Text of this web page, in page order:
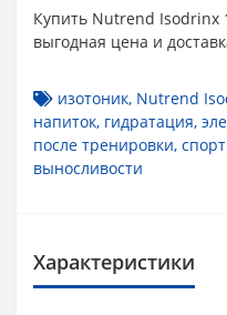
Купить Nutrend Isodrinx
выгодная цена и
изотоник, Nutrend
напиток, гидратация,
после тренировки,
выносливости
Характеристики